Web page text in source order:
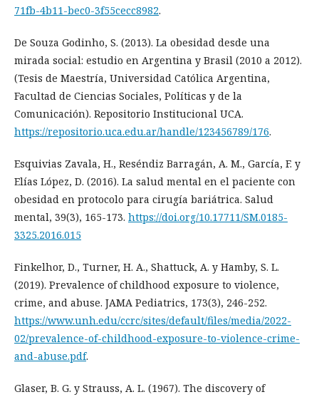
71fb-4b11-bec0-3f55cecc8982.
De Souza Godinho, S. (2013). La obesidad desde una
mirada social: estudio en Argentina y Brasil (2010 a 2012).
(Tesis de Maestría, Universidad Católica Argentina,
Facultad de Ciencias Sociales, Políticas y de la
Comunicación). Repositorio Institucional UCA.
https://repositorio.uca.edu.ar/handle/123456789/176.
Esquivias Zavala, H., Reséndiz Barragán, A. M., García, F. y
Elías López, D. (2016). La salud mental en el paciente con
obesidad en protocolo para cirugía bariátrica. Salud
mental, 39(3), 165-173. https://doi.org/10.17711/SM.0185-
3325.2016.015
Finkelhor, D., Turner, H. A., Shattuck, A. y Hamby, S. L.
(2019). Prevalence of childhood exposure to violence,
crime, and abuse. JAMA Pediatrics, 173(3), 246-252.
https://www.unh.edu/ccrc/sites/default/files/media/2022-
02/prevalence-of-childhood-exposure-to-violence-crime-
and-abuse.pdf.
Glaser, B. G. y Strauss, A. L. (1967). The discovery of